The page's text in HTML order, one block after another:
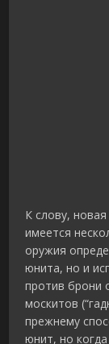
К слову,
имеется
оружия
юнита, но и
против брони
москитов
прежнему
юнит, но